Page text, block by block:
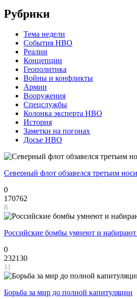
Рубрики
Тема недели
События НВО
Реалии
Концепции
Геополитика
Войны и конфликты
Армии
Вооружения
Спецслужбы
Колонка эксперта НВО
История
Заметки на погонах
Досье НВО
Северный флот обзавелся третьим
0
170762
8
Российские бомбы умнеют и набирают
0
232130
11
Борьба за мир до полной капитуляции